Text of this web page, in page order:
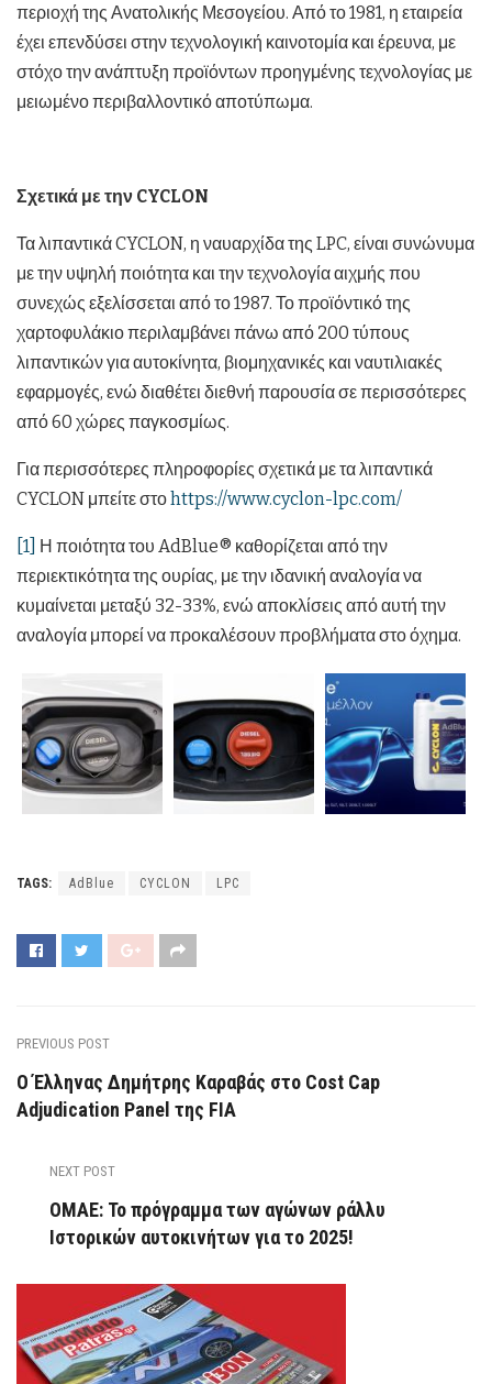
περιοχή της Ανατολικής Μεσογείου. Από το 1981, η εταιρεία
έχει επενδύσει στην τεχνολογική καινοτομία και έρευνα, με
στόχο την ανάπτυξη προϊόντων προηγμένης τεχνολογίας με
μειωμένο περιβαλλοντικό αποτύπωμα.
Σχετικά με την CYCLON
Τα λιπαντικά CYCLON, η ναυαρχίδα της LPC, είναι συνώνυμα
με την υψηλή ποιότητα και την τεχνολογία αιχμής που
συνεχώς εξελίσσεται από το 1987. Το προϊόντικό της
χαρτοφυλάκιο περιλαμβάνει πάνω από 200 τύπους
λιπαντικών για αυτοκίνητα, βιομηχανικές και ναυτιλιακές
εφαρμογές, ενώ διαθέτει διεθνή παρουσία σε περισσότερες
από 60 χώρες παγκοσμίως.
Για περισσότερες πληροφορίες σχετικά με τα λιπαντικά
CYCLON μπείτε στοhttps://www.cyclon-lpc.com/
[1] Η ποιότητα του AdBlue® καθορίζεται από την
περιεκτικότητα της ουρίας, με την ιδανική αναλογία να
κυμαίνεται μεταξύ 32-33%, ενώ αποκλίσεις από αυτή την
αναλογία μπορεί να προκαλέσουν προβλήματα στο όχημα.
TAGS: AdBlue CYCLON LPC
PREVIOUS POST
Ο Έλληνας Δημήτρης Καραβάς στο Cost Cap
Adjudication Panel της FIA
NEXT POST
ΟΜΑΕ: Το πρόγραμμα των αγώνων ράλλυ
Ιστορικών αυτοκινήτων για το 2025!